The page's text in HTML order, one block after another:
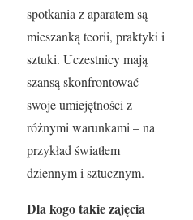
spotkania z aparatem są
mieszanką teorii, praktyki i
sztuki. Uczestnicy mają
szansą skonfrontować
swoje umiejętności z
różnymi warunkami – na
przykład światłem
dziennym i sztucznym.
Dla kogo takie zajęcia